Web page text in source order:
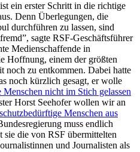
ein erster Schritt in die richtige
Denn Überlegungen, die
durchführen zu lassen, sind
sagte RSF-Geschäftsführer
Medienschaffende in
Hoffnung, einem der größten
noch zu entkommen. Dabei hatte
noch kürzlich gesagt, er wolle
nicht im Stich gelassen
Horst Seehofer wollen wir an
Menschen aus
muss endlich
sie die von RSF übermittelten
und Journalisten als